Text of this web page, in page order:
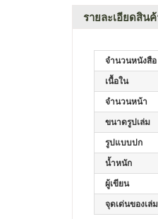
รายละเอียดสิน
จำนวนหนังสือ
เนื้อใน
จำนวนหน้า
ขนาดรูปเล่ม
รูปแบบปก
น้ำหนัก
ผู้เขียน
จุดเด่นของเล่